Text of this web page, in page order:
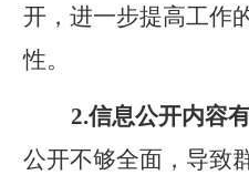
开，进一步提高工作
性。
2.信息公开内容
公开不够全面，导致